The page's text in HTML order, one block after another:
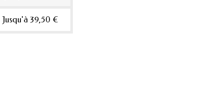
Jusqu'à 39,50 €